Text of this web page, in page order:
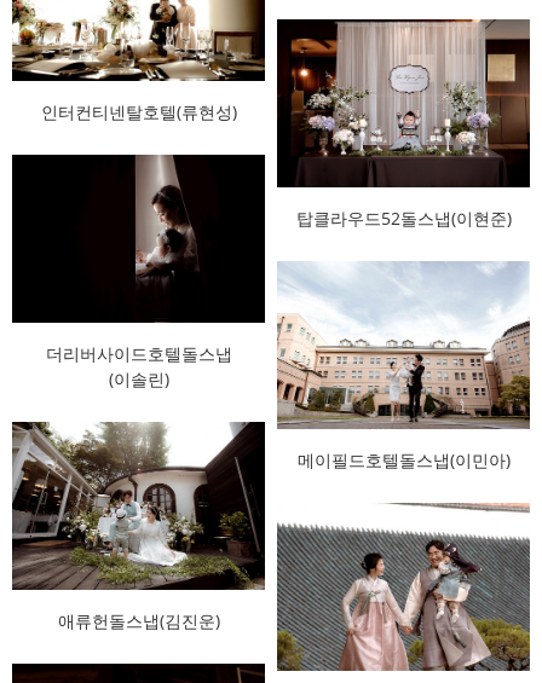
인터컨티넨탈호텔(류현성)
탑클라우드52돌스냅(이현준)
더리버사이드호텔돌스냅
(이솔린)
메이필드호텔돌스냅(이민아)
애류헌돌스냅(김진운)